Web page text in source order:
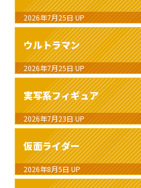
2026年7月25日 UP
ウルトラマン
2026年7月25日 UP
実写系フィギュア
2026年7月23日 UP
仮面ライダー
2026年8月5日 UP